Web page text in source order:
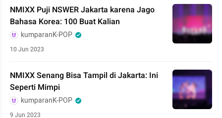
NMIXX Puji NSWER Jakarta karena Jago
Bahasa Korea: 100 Buat Kalian
kumparanK-POP
10 Jun 2023
NMIXX Senang Bisa Tampil di Jakarta: Ini
Seperti Mimpi
kumparanK-POP
9 Jun 2023